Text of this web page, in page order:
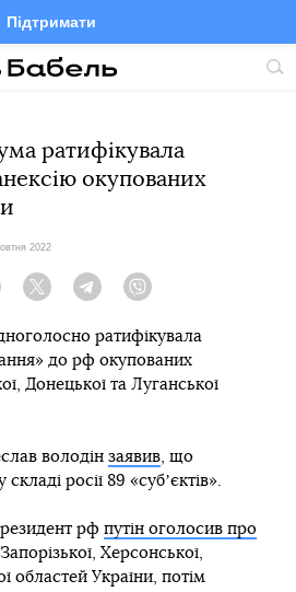
Підтримати
TelegramTwitter
ратифікувала
окупованих
2022
Twitter TelegramViber
ратифікувала
до рф окупованих
Донецької та Луганської
володін заявив, що
росії 89 «субʼєктів».
рф путін оголосив про
Запорізької, Херсонської,
областей України, потім